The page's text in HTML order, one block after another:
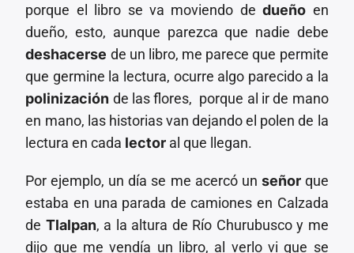
porque el libro se va moviendo dedueño en
dueño, esto, aunque parezca que nadie debe
deshacerse de un libro, me parece que permite
que germine la lectura, ocurre algo parecido a la
polinización de las flores, porque al ir de mano
en mano, las historias van dejando el polen de la
lectura en cada lector al que llegan.
Por ejemplo, un día se me acercó un señorque
estaba en una parada de camiones en Calzada
de Tlalpan, a la altura de Río Churubusco y me
dijo que me vendía un libro, al verlo vi que se